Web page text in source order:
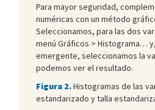
Para mayor seguridad,
numéricas con un método
Seleccionamos, para las dos
menú Gráficos > Histograma…
emergente, seleccionamos la
podemos ver el resultado.
Figura 2.Histogramas de las
estandarizado y talla